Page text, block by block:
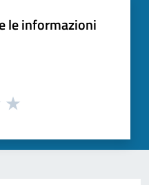
le informazioni